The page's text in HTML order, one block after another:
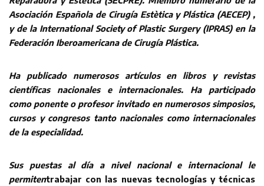
Asociación Española de Cirugía Estètica y Plástica (AECEP) ,
y de la International Society of Plastic Surgery (IPRAS) en la
Federación Iberoamericana de Cirugía Plástica.
Ha publicado numerosos artículos en libros y revistas
científicas nacionales e internacionales. Ha participado
como ponente o profesor invitado en numerosos simposios,
cursos y congresos tanto nacionales como internacionales
de la especialidad.
Sus puestas al día a nivel nacional e internacional le
permitentrabajar con las nuevas tecnologías y técnicas